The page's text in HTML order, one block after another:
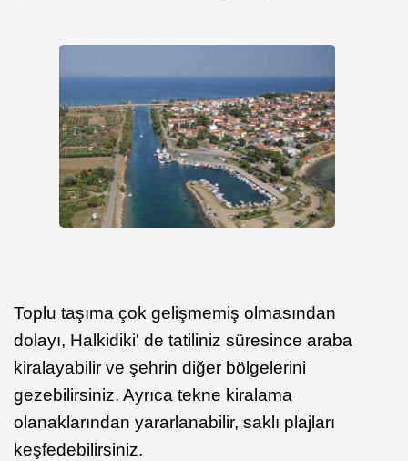
Toplu taşıma çok gelişmemiş olmasından
dolayı, Halkidiki' de tatiliniz süresince araba
kiralayabilir ve şehrin diğer bölgelerini
gezebilirsiniz. Ayrıca tekne kiralama
olanaklarından yararlanabilir, saklı plajları
keşfedebilirsiniz.